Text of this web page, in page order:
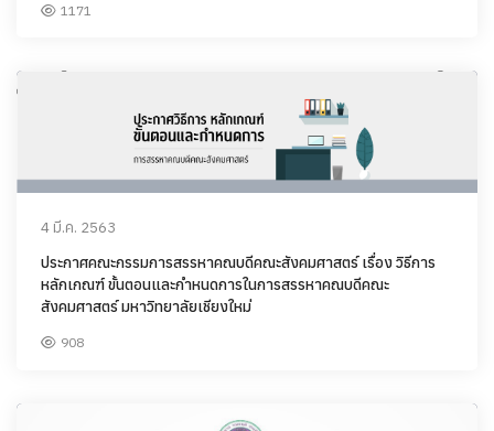
1171
4 มี.ค. 2563
ประกาศคณะกรรมการสรรหาคณบดีคณะสังคมศาสตร์ เรื่อง วิธีการ
หลักเกณฑ์ ขั้นตอนและกำหนดการในการสรรหาคณบดีคณะ
สังคมศาสตร์ มหาวิทยาลัยเชียงใหม่
908